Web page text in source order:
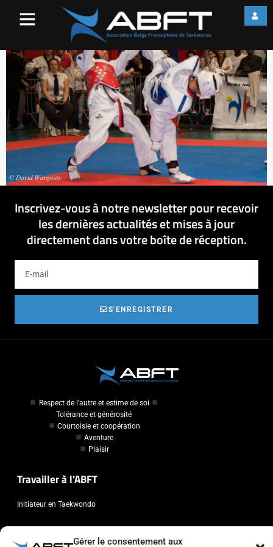
Gérer le consentement aux
Inscrivez-vous à notre newsletter pour recevoir
les dernières actualités et mises à jour
directement dans votre boîte de réception.
S'ENREGISTRER
Respect de l'autre et estime de soi
Tolérance et générosité
Courtoisie et coopération
Aventure
Plaisir
Travailler à l'ABFT
Initiateur en Taekwondo